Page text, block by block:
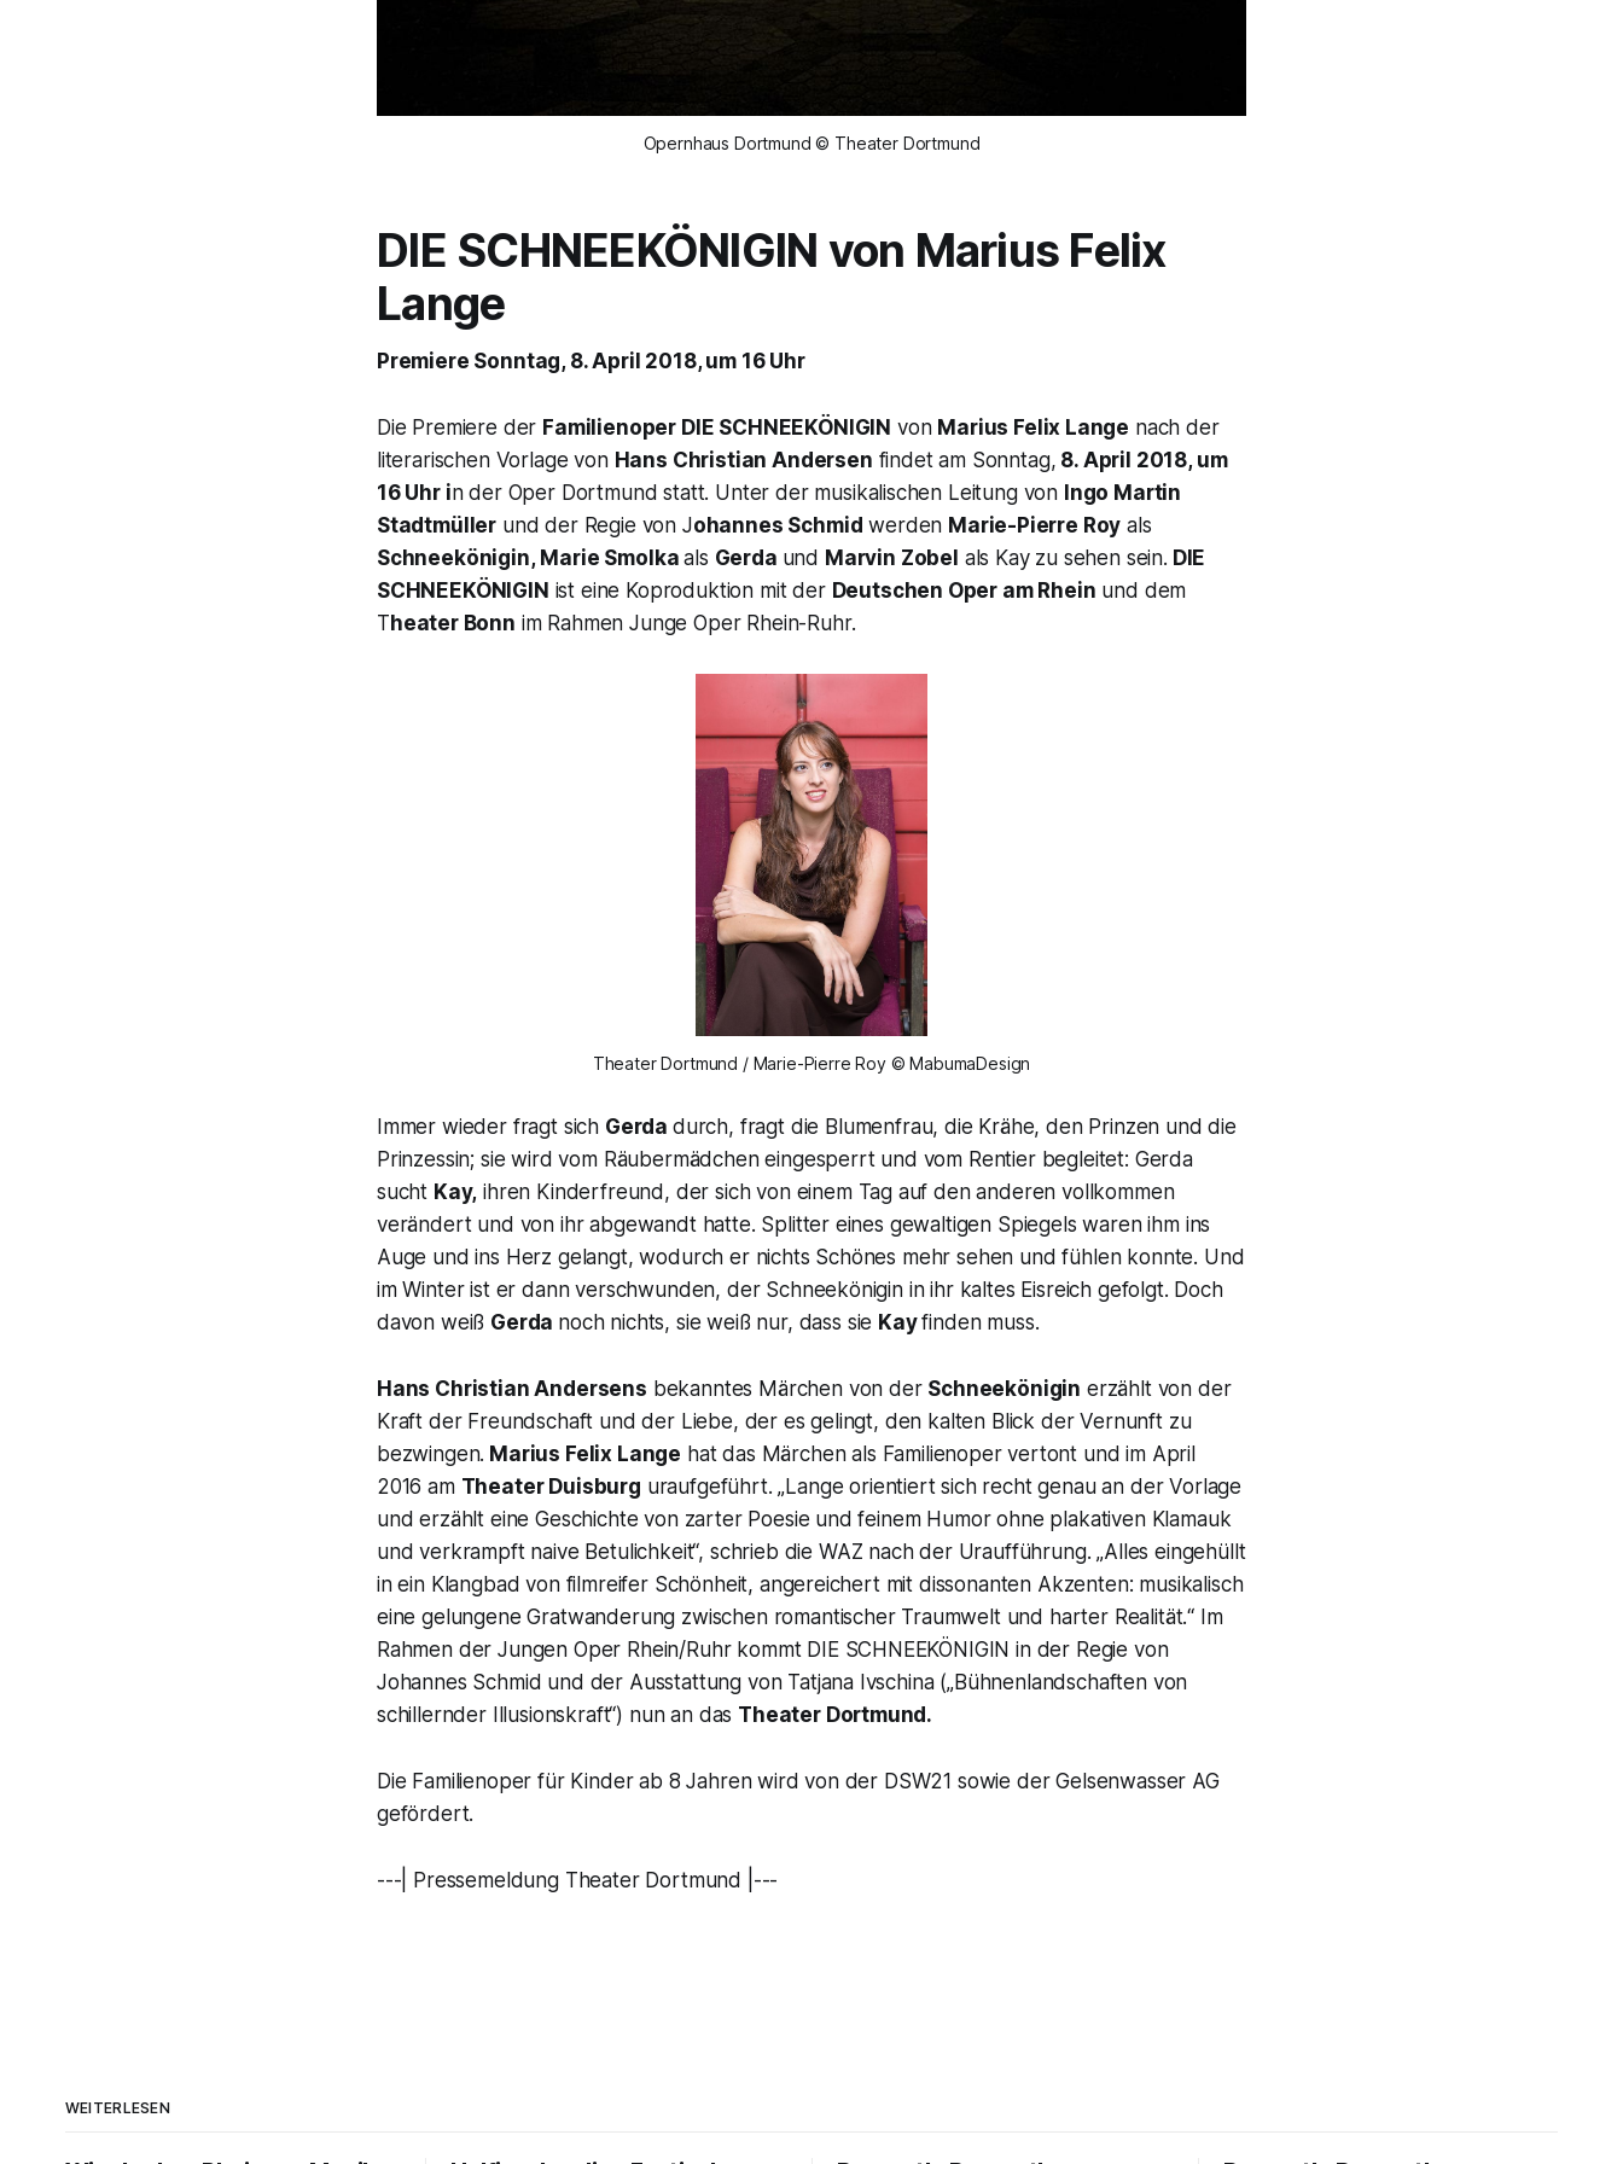
Opernhaus Dortmund © Theater Dortmund
DIE SCHNEEKÖNIGIN von Marius Felix
Lange
Premiere Sonntag, 8. April 2018, um 16 Uhr
Die Premiere der Familienoper DIE SCHNEEKÖNIGIN von Marius Felix Lange nach der
literarischen Vorlage von Hans Christian Andersen findet am Sonntag, 8. April 2018, um
16 Uhr in der Oper Dortmund statt. Unter der musikalischen Leitung von Ingo Martin
Stadtmüller und der Regie von Johannes Schmid werden Marie-Pierre Roy als
Schneekönigin,Marie Smolkaals Gerda und Marvin Zobel als Kay zu sehen sein. DIE
SCHNEEKÖNIGIN ist eine Koproduktion mit der Deutschen Oper am Rhein und dem
T heater Bonn im Rahmen Junge Oper Rhein-Ruhr.
Theater Dortmund / Marie-Pierre Roy © MabumaDesign
Immer wieder fragt sich Gerda durch, fragt die Blumenfrau, die Krähe, den Prinzen und die
Prinzessin; sie wird vom Räubermädchen eingesperrt und vom Rentier begleitet: Gerda
sucht Kay, ihren Kinderfreund, der sich von einem Tag auf den anderen vollkommen
verändert und von ihr abgewandt hatte. Splitter eines gewaltigen Spiegels waren ihm ins
Auge und ins Herz gelangt, wodurch er nichts Schönes mehr sehen und fühlen konnte. Und
im Winter ist er dann verschwunden, der Schneekönigin in ihr kaltes Eisreich gefolgt. Doch
davon weiß Gerda noch nichts, sie weiß nur, dass sie Kayfinden muss.
Hans Christian Andersens bekanntes Märchen von der Schneekönigin erzählt von der
Kraft der Freundschaft und der Liebe, der es gelingt, den kalten Blick der Vernunft zu
bezwingen. Marius Felix Lange hat das Märchen als Familienoper vertont und im April
2016 am Theater Duisburg uraufgeführt.„Lange orientiert sich recht genau an der Vorlage
und erzählt eine Geschichte von zarter Poesie und feinem Humor ohne plakativen Klamauk
und verkrampft naive Betulichkeit“, schrieb die WAZ nach der Uraufführung.„Alles eingehüllt
in ein Klangbad von filmreifer Schönheit, angereichert mit dissonanten Akzenten: musikalisch
eine gelungene Gratwanderung zwischen romantischer Traumwelt und harter Realität.“ Im
Rahmen der Jungen Oper Rhein/Ruhr kommt DIE SCHNEEKÖNIGIN in der Regie von
Johannes Schmid und der Ausstattung von Tatjana Ivschina („Bühnenlandschaften von
schillernder Illusionskraft“) nun an das Theater Dortmund.
Die Familienoper für Kinder ab 8 Jahren wird von der DSW21 sowie der Gelsenwasser AG
gefördert.
---| Pressemeldung Theater Dortmund |---
WEITERLESEN